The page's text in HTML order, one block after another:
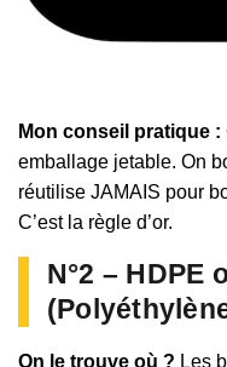
Mon conseil pratique :
emballage jetable. On
réutilise JAMAIS pour
C’est la règle d’or.
N°2 – HDPE
On le trouve où ? Les